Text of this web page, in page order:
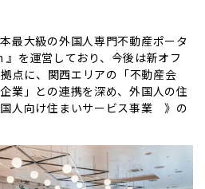
最大級の外国人専門不動産ポータ
を運営しており、今後は新オフ
点に、関西エリアの「不動産会
業」との連携を深め、外国人の住
人向け住まいサービス事業 》の